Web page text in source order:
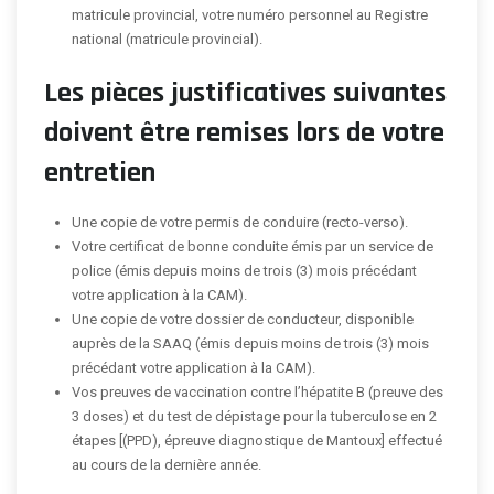
matricule provincial, votre numéro personnel au Registre
national (matricule provincial).
Les pièces justificatives suivantes
doivent être remises lors de votre
entretien
Une copie de votre permis de conduire (recto-verso).
Votre certificat de bonne conduite émis par un service de
police (émis depuis moins de trois (3) mois précédant
votre application à la CAM).
Une copie de votre dossier de conducteur, disponible
auprès de la SAAQ (émis depuis moins de trois (3) mois
précédant votre application à la CAM).
Vos preuves de vaccination contre l’hépatite B (preuve des
3 doses) et du test de dépistage pour la tuberculose en 2
étapes [(PPD), épreuve diagnostique de Mantoux] effectué
au cours de la dernière année.